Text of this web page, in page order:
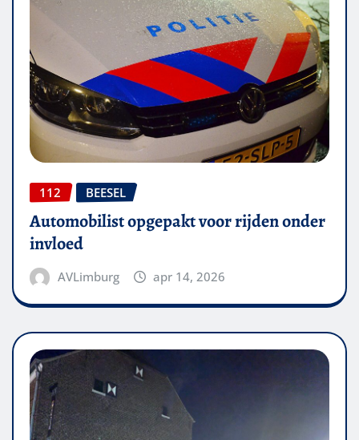
112 BEESEL
Automobilist opgepakt voor rijden onder
invloed
AVLimburg apr 14, 2026